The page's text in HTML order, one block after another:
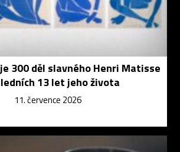
300 děl slavného Henri Matisse
13 let jeho života
11. července 2026